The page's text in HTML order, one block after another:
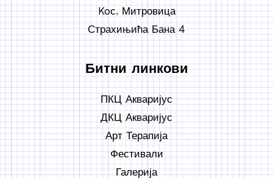
Koс. Митровица
Страхињића Бана 4
Битни линкови
ПКЦ Акваријус
ДКЦ Акваријус
Арт Терапија
Фестивали
Галерија